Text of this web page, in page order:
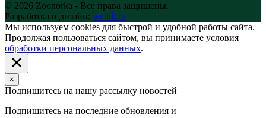
© 2026 Zoonorka - Все права защищены.
Разработка и дизайн: welldi.ru
Мы используем cookies для быстрой и удобной работы сайта.
Продолжая пользоваться сайтом, вы принимаете условия
обработки персональных данных.
×
Подпишитесь на нашу рассылку новостей
Подпишитесь на последние обновления и